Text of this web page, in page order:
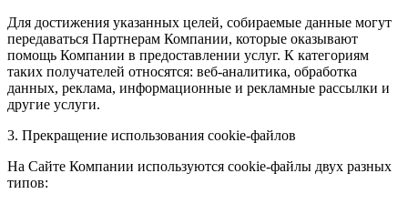
Для достижения указанных целей, собираемые данные могут
передаваться Партнерам Компании, которые оказывают
помощь Компании в предоставлении услуг. К категориям
таких получателей относятся: веб-аналитика, обработка
данных, реклама, информационные и рекламные рассылки и
другие услуги.
3. Прекращение использования cookie-файлов
На Сайте Компании используются cookie-файлы двух разных
типов: